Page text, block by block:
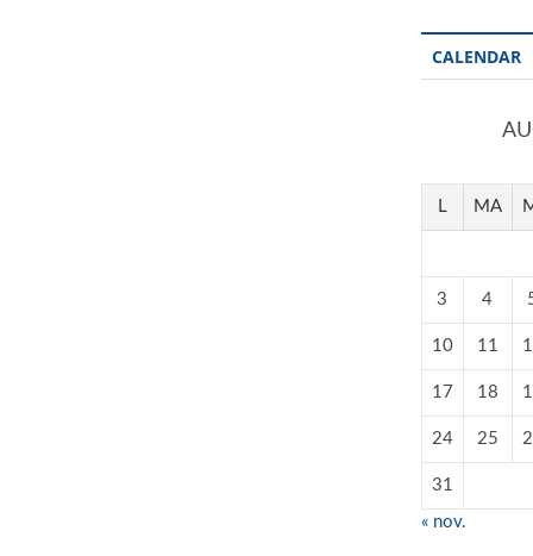
CALENDAR
L MA
3 4
10 11
17 18
24 25
31
« nov.